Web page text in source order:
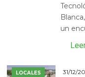
un
LOCALES 31/12/